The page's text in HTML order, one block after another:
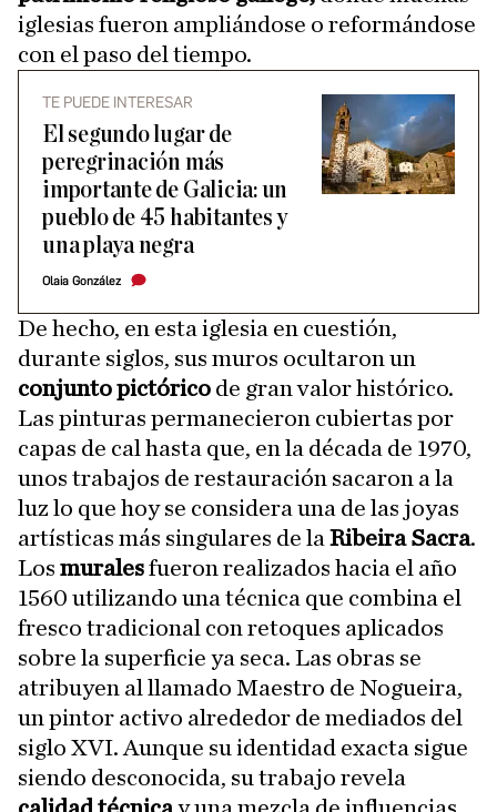
iglesias fueron ampliándose o reformándose
con el paso del tiempo.
TE PUEDE INTERESAR
El segundo lugar de
peregrinación más
importante de Galicia: un
pueblo de 45 habitantes y
una playa negra
Olaia González
De hecho, en esta iglesia en cuestión,
durante siglos, sus muros ocultaron un
conjunto pictórico de gran valor histórico.
Las pinturas permanecieron cubiertas por
capas de cal hasta que, en la década de 1970,
unos trabajos de restauración sacaron a la
luz lo que hoy se considera una de las joyas
artísticas más singulares de la Ribeira Sacra.
Los muralesfueron realizados hacia el año
1560 utilizando una técnica que combina el
fresco tradicional con retoques aplicados
sobre la superficie ya seca. Las obras se
atribuyen al llamado Maestro de Nogueira,
un pintor activo alrededor de mediados del
siglo XVI. Aunque su identidad exacta sigue
siendo desconocida, su trabajo revela